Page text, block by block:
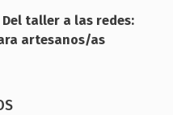
Del taller a las redes:
artesanos/as